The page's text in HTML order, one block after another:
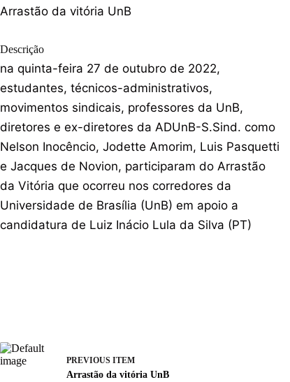
Arrastão da vitória UnB
Descrição
na quinta-feira 27 de outubro de 2022,
estudantes, técnicos-administrativos,
movimentos sindicais, professores da UnB,
diretores e ex-diretores da ADUnB-S.Sind. como
Nelson Inocêncio, Jodette Amorim, Luis Pasquetti
e Jacques de Novion, participaram do Arrastão
da Vitória que ocorreu nos corredores da
Universidade de Brasília (UnB) em apoio a
candidatura de Luiz Inácio Lula da Silva (PT)
PREVIOUS ITEM
Arrastão da vitória UnB